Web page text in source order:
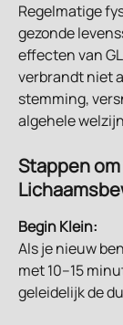
Regelmatige
gezonde
effecten van
verbrandt niet
stemming,
algehele
Stappen
Begin Klein:
Als je nieuw
met 10–15
geleidelijk de